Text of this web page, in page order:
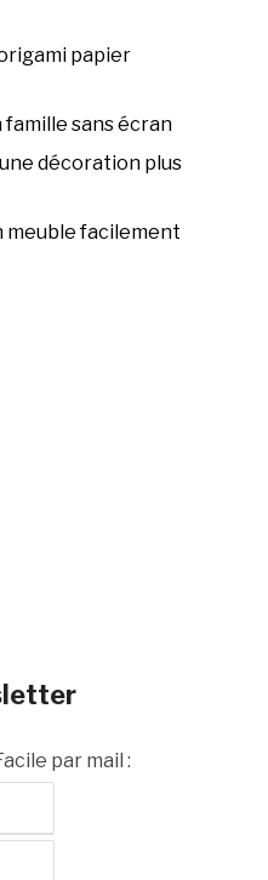
papier
famille sans écran
décoration plus
meuble facilement
par mail :